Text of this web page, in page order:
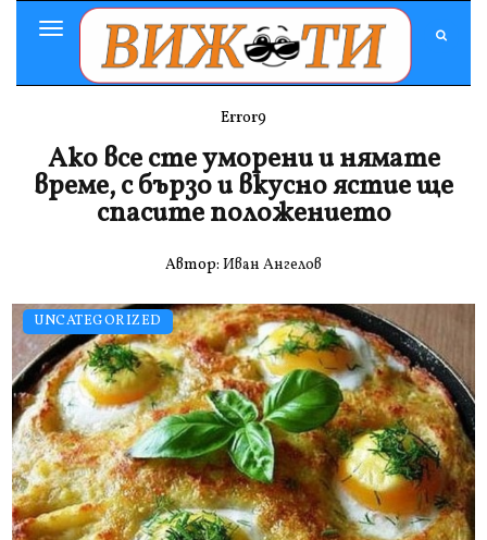
Toggle
Navigation
UNCATEGORIZED
Error9
Ако все сте уморени и нямате
време, с бързо и вкусно ястие ще
спасите положението
Автор: Иван Ангелов